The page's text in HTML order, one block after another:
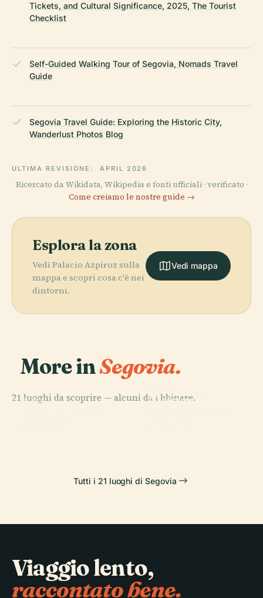
Tickets, and Cultural Significance, 2025, The Tourist
Checklist
Self-Guided Walking Tour of Segovia, Nomads Travel
Guide
Segovia Travel Guide: Exploring the Historic City,
Wanderlust Photos Blog
ULTIMA REVISIONE: APRIL 2026
Ricercato da Wikidata, Wikipedia e fonti ufficiali · verificato ·
Come creiamo le nostre guide →
Esplora la zona
Vedi Palacio Azpiroz sulla
mappa e scopri cosa c'è nei
dintorni.
Vedi mappa
More inSegovia.
21 luoghi da scoprire — alcuni da abbinare.
PLACE
Alcázar di
PLACE PLACE
Tutti i 21 luoghi di Segovia
Viaggio lento,
raccontato bene.